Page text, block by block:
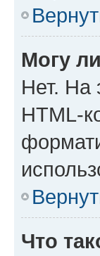
Могу
Нет. На
HTML-
Что